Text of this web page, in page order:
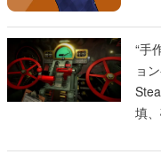
“手
ョ
填
一